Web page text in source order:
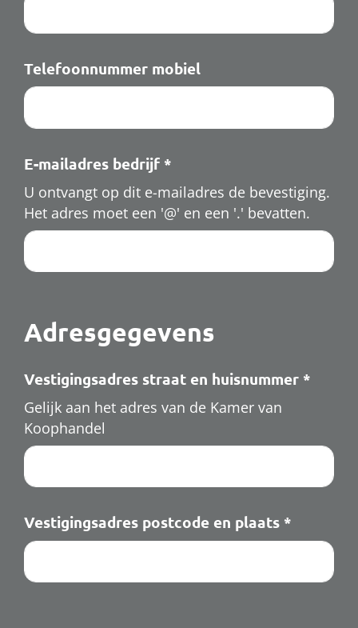
Telefoonnummer mobiel
E-mailadres bedrijf *
U ontvangt op dit e-mailadres de bevestiging.
Het adres moet een '@' en een '.' bevatten.
Adresgegevens
Vestigingsadres straat en huisnummer *
Gelijk aan het adres van de Kamer van
Koophandel
Vestigingsadres postcode en plaats *